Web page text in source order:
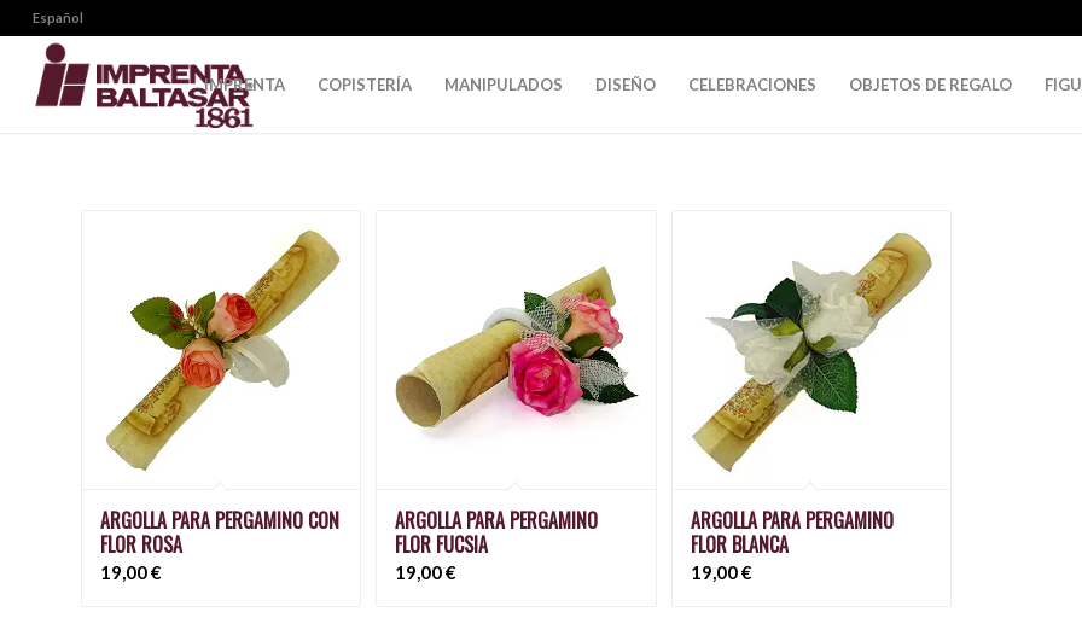
Español
IMPRENTA COPISTERÍA MANIPULADOS DISEÑO CELEBRACIONES OBJETOS DE REGALO
ARGOLLA PARA PERGAMINO CON
FLOR ROSA
19,00€
ARGOLLA PARA PERGAMINO
FLOR FUCSIA
19,00€
ARGOLLA PARA PERGAMINO
FLOR BLANCA
19,00€